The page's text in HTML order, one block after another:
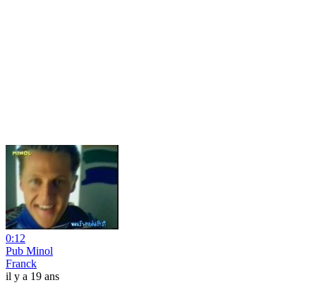
0:12
Pub Minol
Franck
il y a 19 ans